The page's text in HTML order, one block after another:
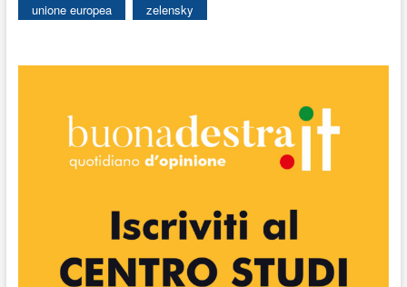
unione europea
zelensky